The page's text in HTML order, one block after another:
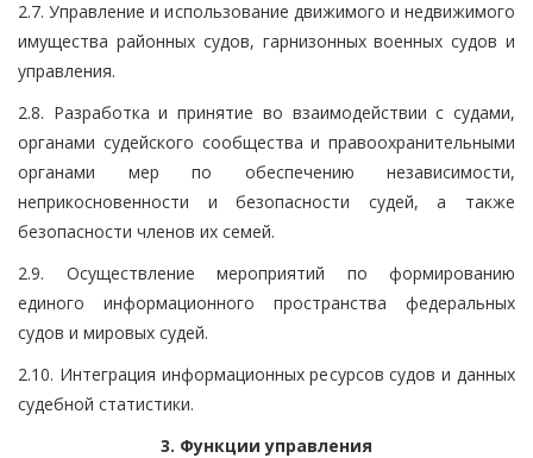
2.7. Управление и использование движимого и недвижимого
имущества районных судов, гарнизонных военных судов и
управления.
2.8. Разработка и принятие во взаимодействии с судами,
органами судейского сообщества и правоохранительными
органами мер по обеспечению независимости,
неприкосновенности и безопасности судей, а также
безопасности членов их семей.
2.9. Осуществление мероприятий по формированию
единого информационного пространства федеральных
судов и мировых судей.
2.10. Интеграция информационных ресурсов судов и данных
судебной статистики.
3. Функции управления